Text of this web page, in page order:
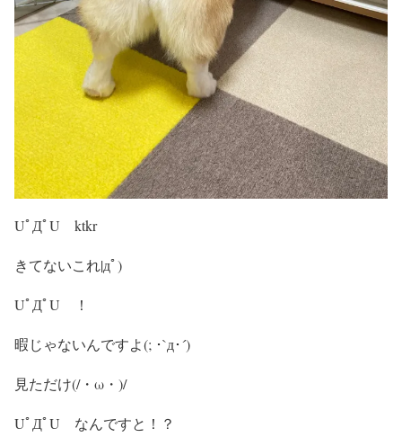
UﾟДﾟU ktkr
きてないこれ|дﾟ)
UﾟДﾟU ！
暇じゃないんですよ(; ･`д･´)
見ただけ(/・ω・)/
UﾟДﾟU なんですと！？